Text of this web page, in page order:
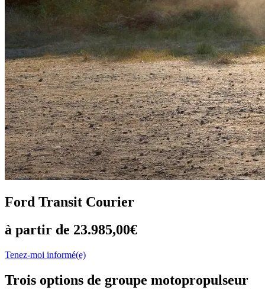
Ford Transit Courier
à partir de 23.985,00€
Tenez-moi informé(e)
Trois options de groupe motopropulseur